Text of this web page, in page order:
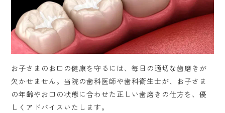
お子さまのお口の健康を守るには、毎日の適切な歯磨きが
欠かせません。当院の歯科医師や歯科衛生士が、お子さま
の年齢やお口の状態に合わせた正しい歯磨きの仕方を、優
しくアドバイスいたします。